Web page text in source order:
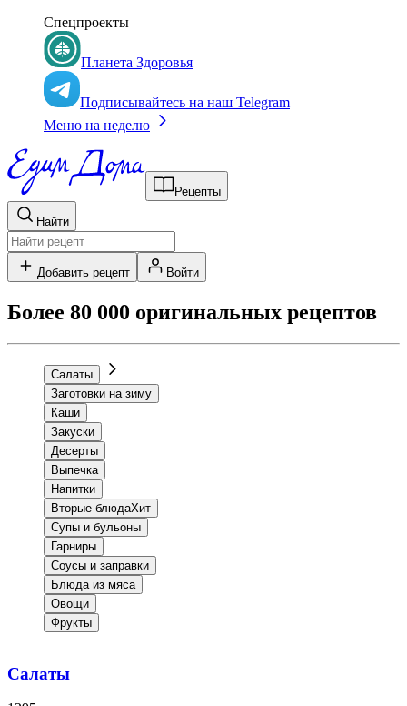
Спецпроекты
Планета Здоровья
Подписывайтесь на наш Telegram
Меню на неделю
Рецепты
Найти
Добавить рецепт Войти
Более 80 000 оригинальных рецептов
Салаты
Заготовки на зиму
Каши
Закуски
Десерты
Выпечка
Напитки
Вторые блюдаХит
Супы и бульоны
Гарниры
Соусы и заправки
Блюда из мяса
Овощи
Фрукты
Салаты